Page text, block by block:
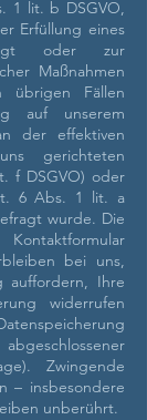
1 lit. b DSGVO,
Erfüllung eines
oder zur
Maßnahmen
übrigen Fällen
auf unserem
der effektiven
gerichteten
f DSGVO) oder
6 Abs. 1 lit. a
wurde. Die
bei uns,
auffordern, Ihre
widerrufen
Zwingende
– insbesondere
unberührt.